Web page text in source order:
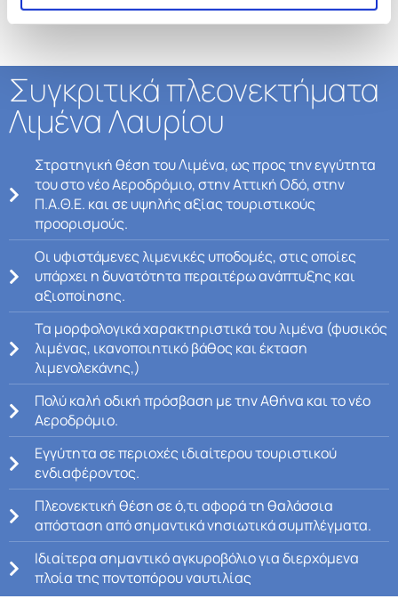
Συγκριτικά πλεονεκτήματα
Λιμένα Λαυρίου
Στρατηγική θέση του Λιμένα, ως προς την εγγύτητα
του στο νέο Αεροδρόμιο, στην Αττική Οδό, στην
Π.Α.Θ.Ε. και σε υψηλής αξίας τουριστικούς
προορισμούς.
Οι υφιστάμενες λιμενικές υποδομές, στις οποίες
υπάρχει η δυνατότητα περαιτέρω ανάπτυξης και
αξιοποίησης.
Τα μορφολογικά χαρακτηριστικά του λιμένα (φυσικός
λιμένας, ικανοποιητικό βάθος και έκταση
λιμενολεκάνης,)
Πολύ καλή οδική πρόσβαση με την Αθήνα και το νέο
Αεροδρόμιο.
Εγγύτητα σε περιοχές ιδιαίτερου τουριστικού
ενδιαφέροντος.
Πλεονεκτική θέση σε ό,τι αφορά τη θαλάσσια
απόσταση από σημαντικά νησιωτικά συμπλέγματα.
Ιδιαίτερα σημαντικό αγκυροβόλιο για διερχόμενα
πλοία της ποντοπόρου ναυτιλίας